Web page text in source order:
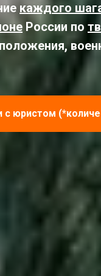
каждого
России по
с юристом